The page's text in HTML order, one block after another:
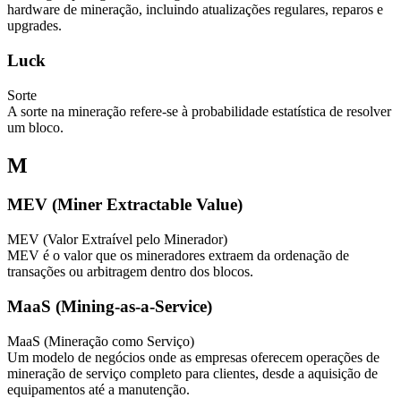
hardware de mineração, incluindo atualizações regulares, reparos e
upgrades.
Luck
Sorte
A sorte na mineração refere-se à probabilidade estatística de resolver
um bloco.
M
MEV (Miner Extractable Value)
MEV (Valor Extraível pelo Minerador)
MEV é o valor que os mineradores extraem da ordenação de
transações ou arbitragem dentro dos blocos.
MaaS (Mining-as-a-Service)
MaaS (Mineração como Serviço)
Um modelo de negócios onde as empresas oferecem operações de
mineração de serviço completo para clientes, desde a aquisição de
equipamentos até a manutenção.